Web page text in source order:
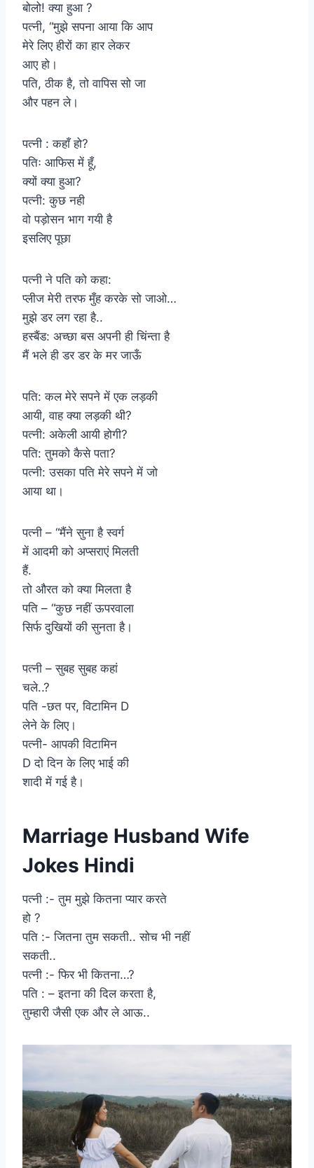
बोलो! क्या हुआ ?
पत्नी, “मुझे सपना आया कि आप
मेरे लिए हीरों का हार लेकर
आए हो।
पति, ठीक है, तो वापिस सो जा
और पहन ले।
पत्नी : कहाँ हो?
पतिः आफिस में हूँ,
क्यों क्या हुआ?
पत्नी: कुछ नही
वो पड़ोसन भाग गयी है
इसलिए पूछा
पत्नी ने पति को कहा:
प्लीज मेरी तरफ मुँह करके सो जाओ…
मुझे डर लग रहा है..
हस्बैंड: अच्छा बस अपनी ही चिंन्ता है
मैं भले ही डर डर के मर जाऊँ
पति: कल मेरे सपने में एक लड़की
आयी, वाह क्या लड़की थी?
पत्नी: अकेली आयी होगी?
पति: तुमको कैसे पता?
पत्नी: उसका पति मेरे सपने में जो
आया था।
पत्नी – “मैंने सुना है स्वर्ग
में आदमी को अप्सराएं मिलती
हैं.
तो औरत को क्या मिलता है
पति – “कुछ नहीं ऊपरवाला
सिर्फ दुखियों की सुनता है।
पत्नी – सुबह सुबह कहां
चले..?
पति -छत पर, विटामिन D
लेने के लिए।
पत्नी- आपकी विटामिन
D दो दिन के लिए भाई की
शादी में गई है।
Marriage Husband Wife
Jokes Hindi
पत्नी :- तुम मुझे कितना प्यार करते
हो ?
पति :- जितना तुम सकती.. सोच भी नहीं
सकती..
पत्नी :- फिर भी कितना…?
पति : – इतना की दिल करता है,
तुम्हारी जैसी एक और ले आऊ..